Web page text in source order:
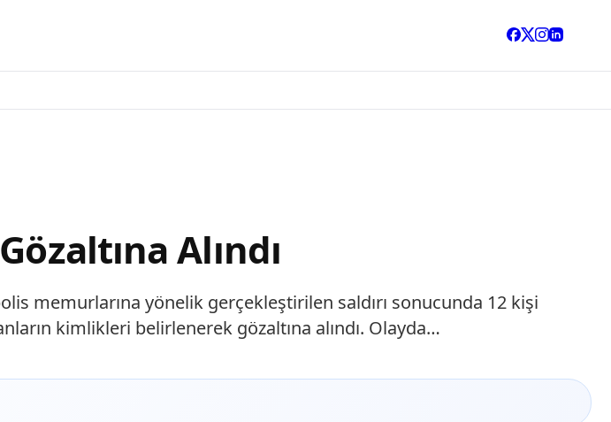
Alındı
memurlarına yönelik gerçekleştirilen saldırı sonucunda 12 kişi
kimlikleri belirlenerek gözaltına alındı. Olayda…